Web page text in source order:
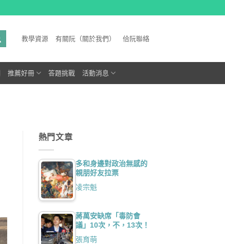
教學資源 有關阮（關於我們） 佮阮聯絡
推薦好冊 答題挑戰 活動消息
熱門文章
多和身邊對政治無感的
親朋好友拉票
凌宗魁
蔣萬安缺席「毒防會
議」10次，不，13次！
張育萌